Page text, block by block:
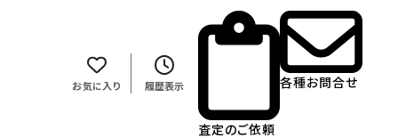
お気に入り 履歴表示
査定のご依頼
各種お問合せ